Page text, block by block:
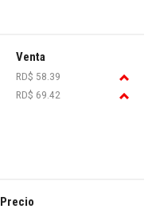
Venta
RD$ 58.39
RD$ 69.42
Precio